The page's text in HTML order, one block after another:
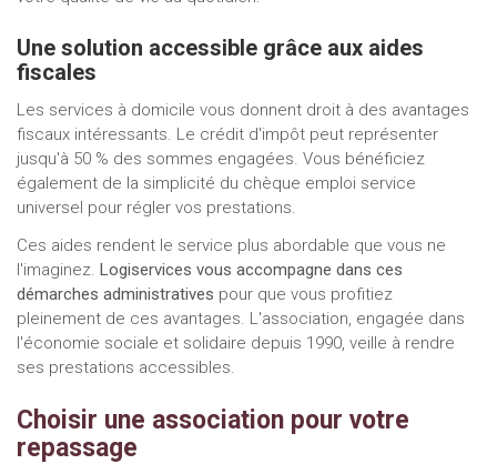
Une solution accessible grâce aux aides
fiscales
Les services à domicile vous donnent droit à des avantages
fiscaux intéressants. Le crédit d'impôt peut représenter
jusqu'à 50 % des sommes engagées. Vous bénéficiez
également de la simplicité du chèque emploi service
universel pour régler vos prestations.
Ces aides rendent le service plus abordable que vous ne
l'imaginez. Logiservices vous accompagne dans ces
démarches administratives pour que vous profitiez
pleinement de ces avantages. L'association, engagée dans
l'économie sociale et solidaire depuis 1990, veille à rendre
ses prestations accessibles.
Choisir une association pour votre
repassage